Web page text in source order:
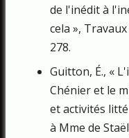
de l'inédit à
cela »,
278.
Guitton, É., «
Chénier et le
et activités
à Mme de